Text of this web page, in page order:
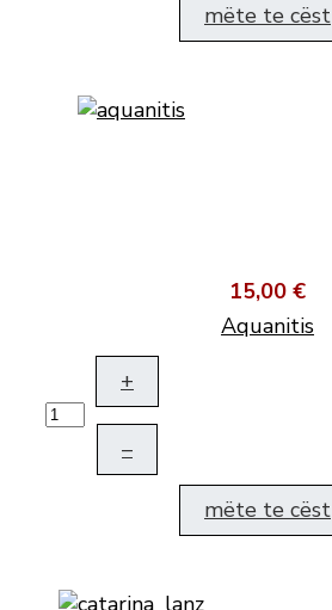
mëte te cëst
15,00 €
Aquanitis
+
–
mëte te cëst